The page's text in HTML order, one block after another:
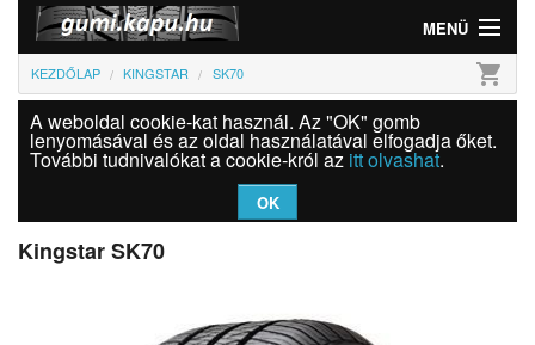
MENÜ
Gumi
Felni
Szolgáltatások
KEZDŐLAP KINGSTAR SK70 shopping_cart
A weboldal cookie-kat használ. Az "OK" gomb
lenyomásával és az oldal használatával elfogadja őket.
További tudnivalókat a cookie-król az itt olvashat.
OK
Kingstar SK70